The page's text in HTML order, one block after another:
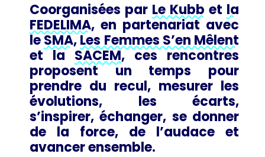
Coorganisées par Le Kubb et la
FEDELIMA, en partenariat avec
leSMA,Les Femmes S’en Mêlent
et la SACEM, ces rencontres
proposent un temps pour
prendre du recul, mesurer les
évolutions, les écarts,
s’inspirer, échanger, se donner
de la force, de l’audace et
avancer ensemble.